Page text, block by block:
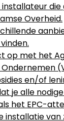
installateur
Overheid.
op met het
en/of
je alle
het EPC-
installatie van